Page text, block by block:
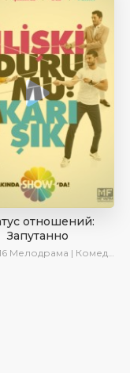
отношений:
Запутанно
Мелодрама | Комедия